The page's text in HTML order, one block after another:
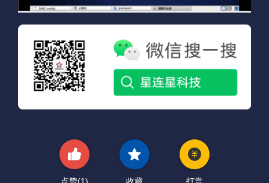
点赞(1) 收藏 打赏